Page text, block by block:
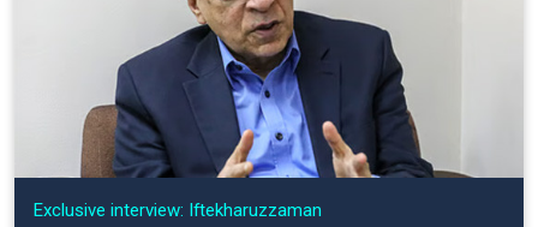
Exclusive interview: Iftekharuzzaman